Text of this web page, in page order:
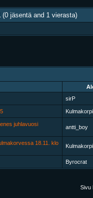
(0 jäsentä and 1 vierasta)
sirP
Kulmakorpi
juhlavuosi
antti_boy
18.11. klo
Kulmakorpi
Byrocrat
Sivu